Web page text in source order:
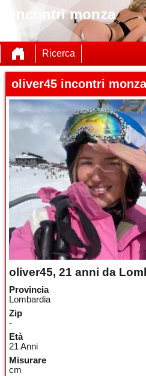
incontri monza
Ricerca
oliver45 incontri monza
oliver45, 21 anni da
Provincia
Lombardia
Zip
-
Età
21 Anni
Misurare
cm